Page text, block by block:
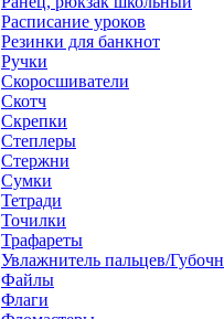
Расписание уроков
Резинки для банкнот
Ручки
Скоросшиватели
Скотч
Скрепки
Степлеры
Стержни
Сумки
Тетради
Точилки
Трафареты
Увлажнитель пальцев/
Файлы
Флаги